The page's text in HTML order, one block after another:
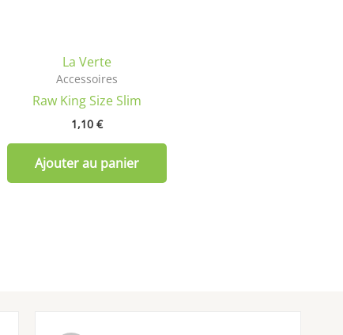
La Verte
Accessoires
Raw King Size Slim
1,10 €
Ajouter au panier